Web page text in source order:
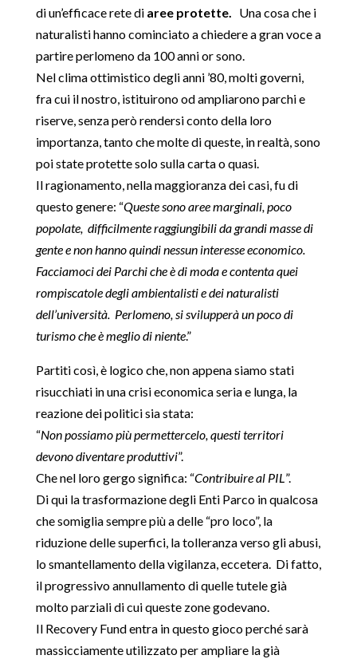
di un’efficace rete di aree protette. Una cosa che i
naturalisti hanno cominciato a chiedere a gran voce a
partire perlomeno da 100 anni or sono.
Nel clima ottimistico degli anni ’80, molti governi,
fra cui il nostro, istituirono od ampliarono parchi e
riserve, senza però rendersi conto della loro
importanza, tanto che molte di queste, in realtà, sono
poi state protette solo sulla carta o quasi.
Il ragionamento, nella maggioranza dei casi, fu di
questo genere: “Queste sono aree marginali, poco
popolate, difficilmente raggiungibili da grandi masse di
gente e non hanno quindi nessun interesse economico.
Facciamoci dei Parchi che è di moda e contenta quei
rompiscatole degli ambientalisti e dei naturalisti
dell’università. Perlomeno, si svilupperà un poco di
turismo che è meglio di niente.”
Partiti così, è logico che, non appena siamo stati
risucchiati in una crisi economica seria e lunga, la
reazione dei politici sia stata:
“Non possiamo più permettercelo, questi territori
devono diventare produttivi”.
Che nel loro gergo significa: “Contribuire al PIL”.
Di qui la trasformazione degli Enti Parco in qualcosa
che somiglia sempre più a delle “pro loco”, la
riduzione delle superfici, la tolleranza verso gli abusi,
lo smantellamento della vigilanza, eccetera. Di fatto,
il progressivo annullamento di quelle tutele già
molto parziali di cui queste zone godevano.
Il Recovery Fund entra in questo gioco perché sarà
massicciamente utilizzato per ampliare la già